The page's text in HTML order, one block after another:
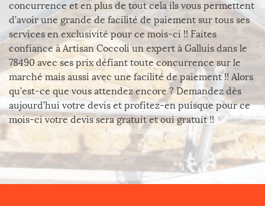
concurrence et en plus de tout cela ils vous permettent
d’avoir une grande de facilité de paiement sur tous ses
services en exclusivité pour ce mois-ci !! Faites
confiance à Artisan Coccoli un expert à Galluis dans le
78490 avec ses prix défiant toute concurrence sur le
marché mais aussi avec une facilité de paiement !! Alors
qu’est-ce que vous attendez encore ? Demandez dès
aujourd’hui votre devis et profitez-en puisque pour ce
mois-ci votre devis sera gratuit et oui gratuit !!